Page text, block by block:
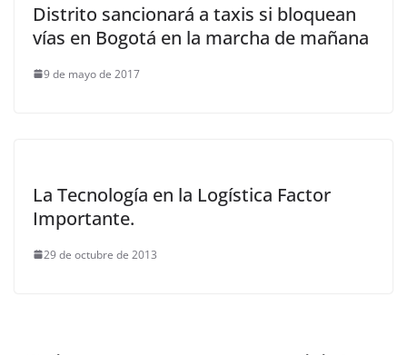
Distrito sancionará a taxis si bloquean
vías en Bogotá en la marcha de mañana
9 de mayo de 2017
La Tecnología en la Logística Factor
Importante.
29 de octubre de 2013